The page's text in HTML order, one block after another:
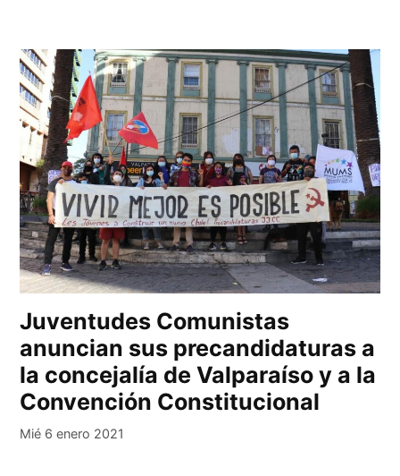
Juventudes Comunistas
anuncian sus precandidaturas a
la concejalía de Valparaíso y a la
Convención Constitucional
Mié 6 enero 2021